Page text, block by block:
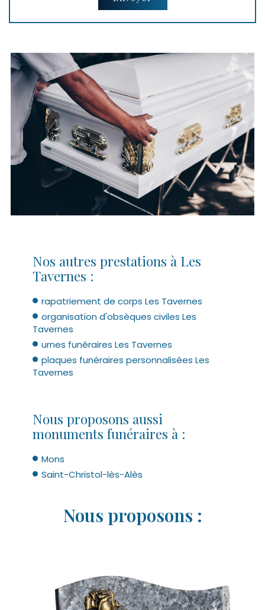
Nos autres prestations à Les
Tavernes :
rapatriement de corps Les Tavernes
organisation d'obsèques civiles Les
Tavernes
urnes funéraires Les Tavernes
plaques funéraires personnalisées Les
Tavernes
Nous proposons aussi
monuments funéraires à :
Mons
Saint-Christol-lès-Alès
Nous proposons :